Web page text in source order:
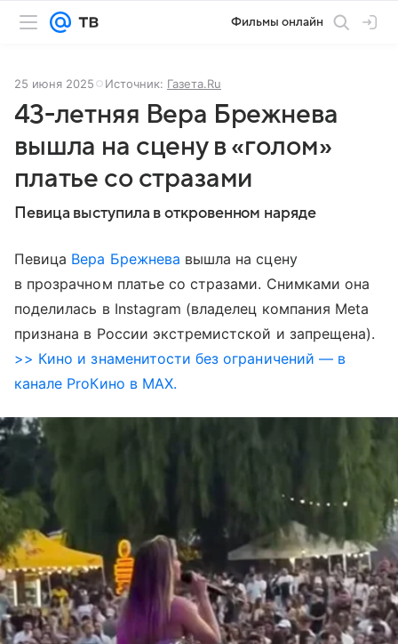
Фильмы онлайн
25 июня 2025 Источник: Газета.Ru
43-летняя Вера Брежнева
вышла на сцену в «голом»
платье со стразами
Певица выступила в откровенном наряде
Певица Вера Брежнева вышла на сцену
в прозрачном платье со стразами. Снимками она
поделилась в Instagram (владелец компания Meta
признана в России экстремистской и запрещена).
>> Кино и знаменитости без ограничений — в
канале ProКино в MAX.